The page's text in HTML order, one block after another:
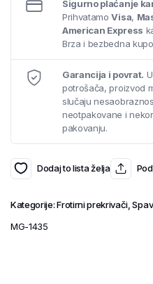
Sigurno plaćanje
PrihvatamoVisa,
American Express
Brza i bezbedna
Garancija i povrat.
potrošača, proizvod
slučaju
neotpakovane i
pakovanju.
Dodaj to lista želja
Kategorije:Frotirni prekrivači ,
MG-1435